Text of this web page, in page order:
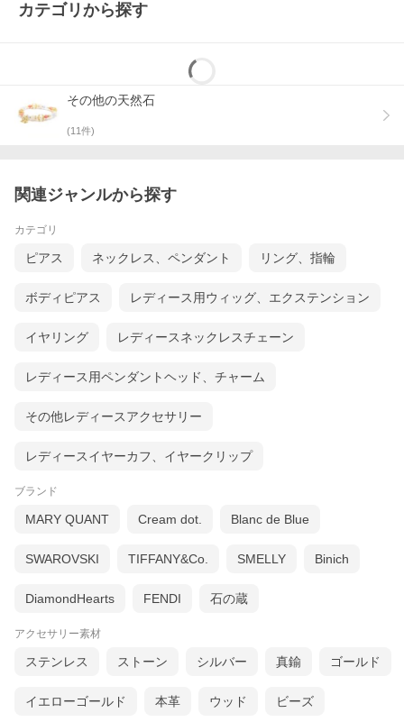
■商品内容
ラッピングされた状態でのお届けなのでプレゼントにピッタリで
商品によりラッピングの形状、柄が異なりますので予めご了承く
■カットボールチェーンで輝きを盛る！
ーンが光を反射して、チェーンもよーく輝くんです。だから360度
定されているのも嬉しいですよよね。華奢なつくりで女性らしさ
■一石二鳥。さらにタフで切れにくい！
カテゴリから探す
その他の天然石
(11件)
関連ジャンルから探す
カテゴリ
ピアス ネックレス、ペンダント リング、指輪
ボディピアス レディース用ウィッグ、エクステンション
イヤリング レディースネックレスチェーン
レディース用ペンダントヘッド、チャーム
その他レディースアクセサリー
レディースイヤーカフ、イヤークリップ
ブランド
MARY QUANT Cream dot. Blanc de Blue
SWAROVSKI TIFFANY&Co. SMELLY Binich
DiamondHearts FENDI 石の蔵
アクセサリー素材
ステンレス ストーン シルバー 真鍮 ゴールド
イエローゴールド 本革 ウッド ビーズ